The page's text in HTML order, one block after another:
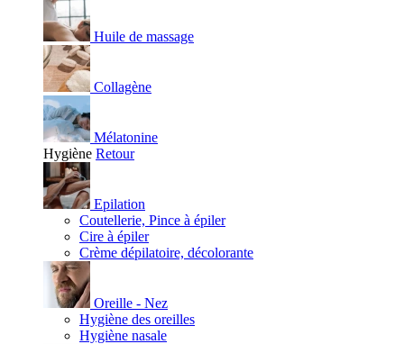
Huile de massage
Collagène
Mélatonine
Hygiène Retour
Epilation
Coutellerie, Pince à épiler
Cire à épiler
Crème dépilatoire, décolorante
Oreille - Nez
Hygiène des oreilles
Hygiène nasale